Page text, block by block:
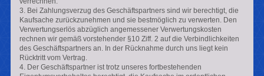
3. Bei Zahlungsverzug des Geschäftspartners sind wir berechtigt, die
Kaufsache zurückzunehmen und sie bestmöglich zu verwerten. Den
Verwertungserlös abzüglich angemessener Verwertungskosten
rechnen wir gemäß vorstehender §10 Ziff. 2 auf die Verbindlichkeiten
des Geschäftspartners an. In der Rücknahme durch uns liegt kein
Rücktritt vom Vertrag.
4. Der Geschäftspartner ist trotz unseres fortbestehenden